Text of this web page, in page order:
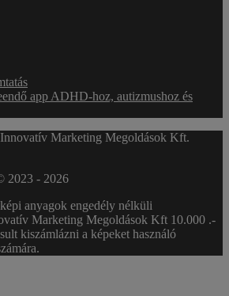
app ADHD-hoz, autizmushoz és
Marketing Megoldások Kft.
2023 - 2026
anyagok engedély nélküli
Marketing Megoldások Kft 10.000 .-
kiszámlázni a képeket használó